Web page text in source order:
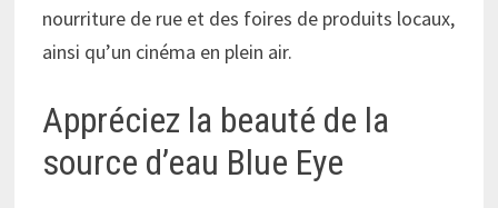
nourriture de rue et des foires de produits locaux,
ainsi qu’un cinéma en plein air.
Appréciez la beauté de la
source d’eau Blue Eye